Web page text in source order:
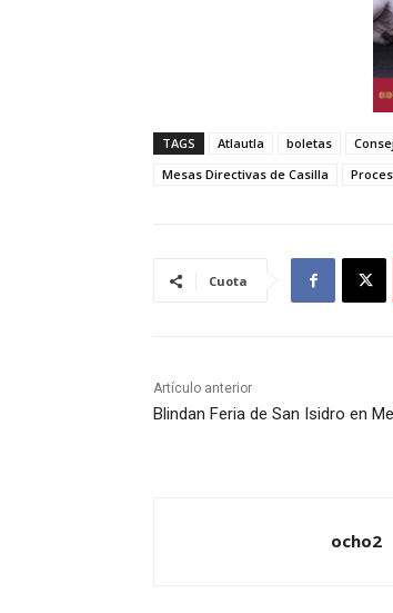
TAGS Atlautla boletas
Mesas Directivas de Casilla
Cuota
Artículo anterior
Blindan Feria de San Isidro en
ocho2